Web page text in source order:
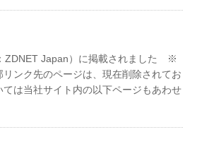
ZDNET Japan）に掲載されました ※
ンク先のページは、現在削除されてお
ては当社サイト内の以下ページもあわせ